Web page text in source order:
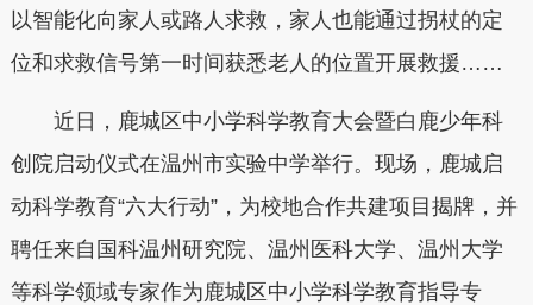
以智能化向家人或路人求救，家人也能通过拐杖的定
位和求救信号第一时间获悉老人的位置开展救援……
近日，鹿城区中小学科学教育大会暨白鹿少年科
创院启动仪式在温州市实验中学举行。现场，鹿城启
动科学教育“六大行动”，为校地合作共建项目揭牌，并
聘任来自国科温州研究院、温州医科大学、温州大学
等科学领域专家作为鹿城区中小学科学教育指导专